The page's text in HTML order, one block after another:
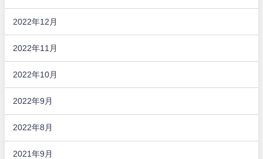
2022年12月
2022年11月
2022年10月
2022年9月
2022年8月
2021年9月